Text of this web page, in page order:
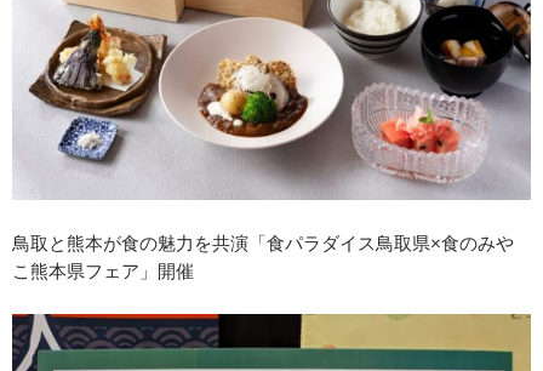
⿃取と熊本が食の魅力を共演「⾷パラダイス⿃取県×⾷のみや
こ熊本県フェア」開催